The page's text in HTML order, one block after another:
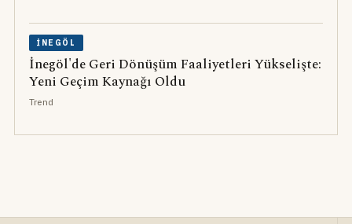
İNEGÖL
İnegöl'de Geri Dönüşüm Faaliyetleri Yükselişte:
Yeni Geçim Kaynağı Oldu
Trend